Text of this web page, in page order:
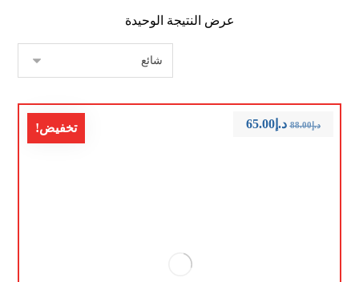
عرض النتيجة الوحيدة
تخفيض! د.إ88.00 د.إ65.00